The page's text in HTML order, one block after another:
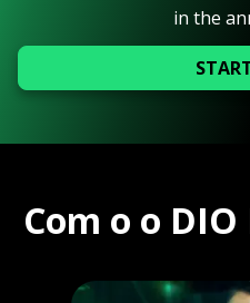
in the
Com o o